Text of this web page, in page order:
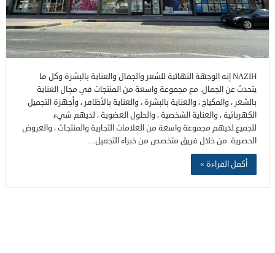
NAZIH إنه الوجهة النهائية للشعر والجمال والعناية بالبشرة وكل ما
يتحدث عن الجمال. مع مجموعة واسعة من المنتجات في مجال العناية
بالشعر ، والمكياج ، والعناية بالبشرة ، والعناية بالأظافر ، وأجهزة التجميل
الكهربائية ، والعناية الشخصية ، والحلول العضوية ، لديهم شيء
للجميع.لديهم مجموعة واسعة من العلامات التجارية والمنتجات ، والعروض
الحصرية. من خلال فريق متخصص من خبراء التجميل…
أكمل القراءة »